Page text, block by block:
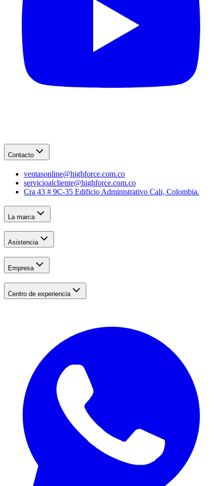
Contacto
ventasonline@highforce.com.co
servicioalcliente@highforce.com.co
Cra 43 # 9C-35 Edificio Administrativo Cali, Colombia.
La marca
Asistencia
Empresa
Centro de experiencia